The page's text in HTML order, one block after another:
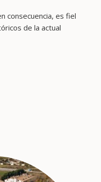
consecuencia, es fiel
de la actual